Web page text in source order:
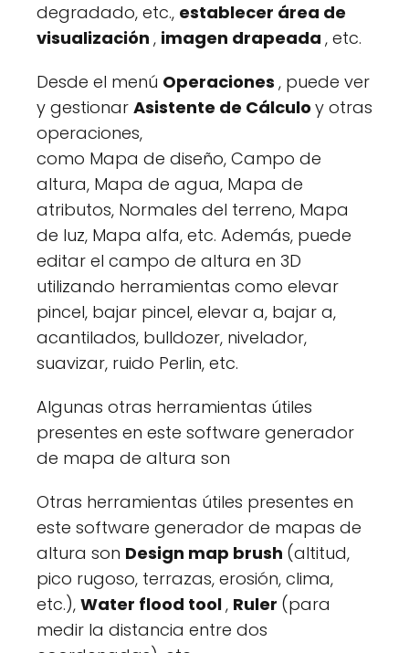
degradado, etc., establecer área de
visualización , imagen drapeada , etc.
Desde el menú Operaciones , puede ver
y gestionar Asistente de Cálculo y otras
operaciones,
como Mapa de diseño, Campo de
altura, Mapa de agua, Mapa de
atributos, Normales del terreno, Mapa
de luz, Mapa alfa, etc. Además, puede
editar el campo de altura en 3D
utilizando herramientas como elevar
pincel, bajar pincel, elevar a, bajar a,
acantilados, bulldozer, nivelador,
suavizar, ruido Perlin, etc.
Algunas otras herramientas útiles
presentes en este software generador
de mapa de altura son
Otras herramientas útiles presentes en
este software generador de mapas de
altura son Design map brush (altitud,
pico rugoso, terrazas, erosión, clima,
etc.), Water flood tool, Ruler (para
medir la distancia entre dos